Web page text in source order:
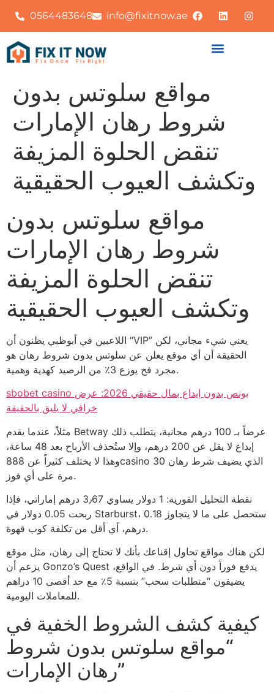
0564483648 info@fixitnow.ae
مواقع سلوتس بدون
شروط رهان الإمارات
تنقض الحلوة المزيفة
وتكشف العيوب الحقيقية
مواقع سلوتس بدون
شروط رهان الإمارات
تنقض الحلوة المزيفة
وتكشف العيوب الحقيقية
اللاعبين في أبوظبي يظنون أن “VIP” يعني شيء مجاني، لكن
الحقيقة أن أي موقع يعلن عن سلوتس بدون شروط رهان هو
مجرد فخ يوزع 3٪ من الرصيد كهدية وهمية.
sbobet casino بونص بدون إيداع بمال حقيقي 2026: عرض
خرافي لا يليق بالحقيقة
مثلاً، عندما يقدم Betway عرضاً بـ 100 درهم مجانية، يتطلب ذلك
إيداع لا يقل عن 200 درهم، وإلا ستُحذف الأرباح بعد 48 ساعة،
وهذا لا يختلف كثيراً عن 888casino الذي يضيف شرط رهان 30
مرة على أي فوز.
نقطة التحليل الفورية: 1 دولار يساوي 3٫67 درهم إماراتي، فإذا
ربحت 0.05 دولار في Starburst، ستحصل على ما لا يتجاوز 0.18
درهم، أي أقل من تكلفة كوب قهوة.
لكن هناك مواقع تحاول إقناعك بأنك لا تحتاج إلى رهان، مثل موقع
يزعم أن Gonzo’s Quest يدفع فوراً دون أي شرط. في الواقع،
يضيفون “متطلبات سحب” بنسبة 5٪ مع حد أقصى 10 دراهم
للمعاملات اليومية.
كيفية كشف الشروط الخفية في
“مواقع سلوتس بدون شروط
رهان الإمارات”